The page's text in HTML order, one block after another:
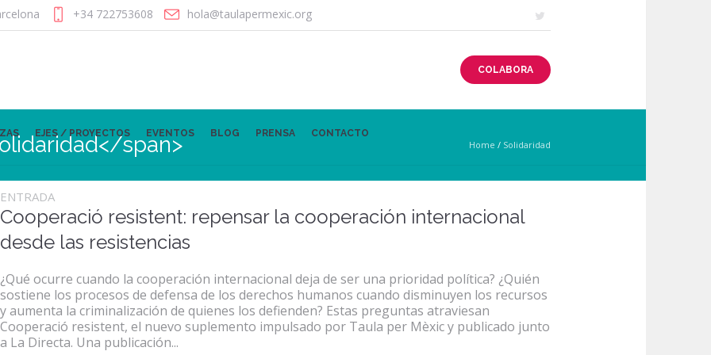
+34 722753608 hola@taulapermexic.org
COLABORA
EJES / PROYECTOS EVENTOS BLOG PRENSA CONTACTO
span> Home / Solidaridad
ENTRADA
Cooperació resistent: repensar la cooperación internacional
desde las resistencias
¿Qué ocurre cuando la cooperación internacional deja de ser una prioridad política? ¿Quién
sostiene los procesos de defensa de los derechos humanos cuando disminuyen los recursos
y aumenta la criminalización de quienes los defienden? Estas preguntas atraviesan
Cooperació resistent, el nuevo suplemento impulsado por Taula per Mèxic y publicado junto
a La Directa. Una publicación...